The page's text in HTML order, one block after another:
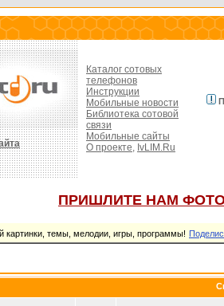
Каталог сотовых
телефонов
Инструкции
Мобильные новости
Библиотека сотовой
связи
Мобильные сайты
О проекте, IvLIM.Ru
ПРИШЛИТЕ НАМ
картинки, темы, мелодии, игры, программы!